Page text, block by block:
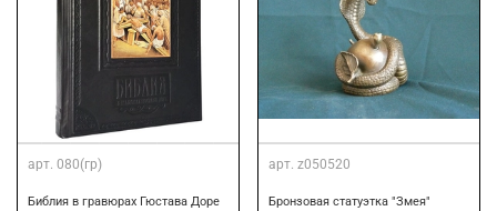
арт. 080(гр)
Библия в гравюрах Гюстава Доре
арт. z050520
Бронзовая статуэтка "Змея"